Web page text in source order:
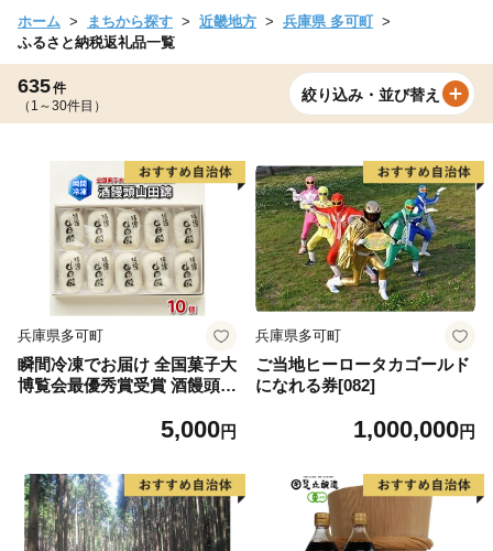
ホーム まちから探す 近畿地方
兵庫県 多可町
ふるさと納税返礼品一覧
635件
（1～30件目）
絞り込み・並び替え
兵庫県多可町
瞬間冷凍でお届け 全国菓子大
博覧会最優秀賞受賞 酒饅頭山
5,000円
兵庫県多可町
ご当地ヒーロータカゴールド
になれる券[082]
1,000,000円